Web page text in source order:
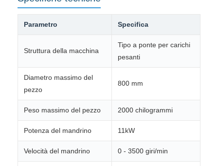
Parametro Specifica
Struttura della macchina
Tipo a ponte per carichi
pesanti
Diametro massimo del
pezzo
800 mm
Peso massimo del pezzo 2000 chilogrammi
Potenza del mandrino 11kW
Velocità del mandrino 0 - 3500 giri/min